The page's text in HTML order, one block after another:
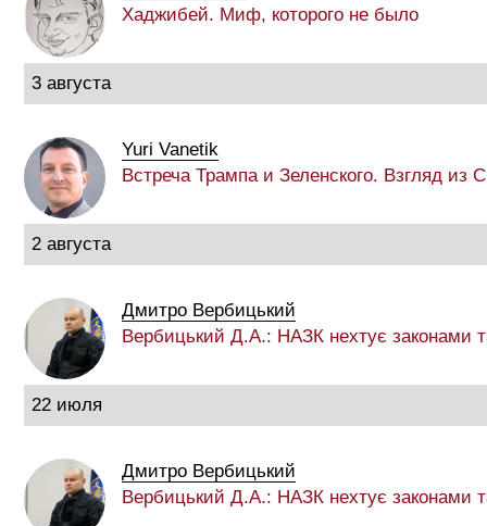
Хаджибей. Миф, которого не было
3 августа
Yuri Vanetik
Встреча Трампа и Зеленского. Взгляд из
2 августа
Дмитро Вербицький
Вербицький Д.А.: НАЗК нехтує законами
22 июля
Дмитро Вербицький
Вербицький Д.А.: НАЗК нехтує законами